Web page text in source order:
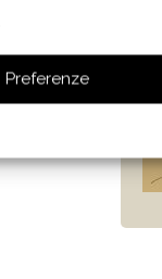
Preferenze